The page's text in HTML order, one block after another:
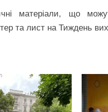
матеріали, що
та лист на Тиждень